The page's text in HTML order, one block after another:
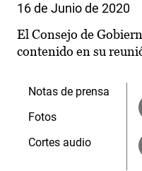
16 de Junio de 2020
El Consejo de
contenido en su
Notas de prensa
Fotos
Cortes audio